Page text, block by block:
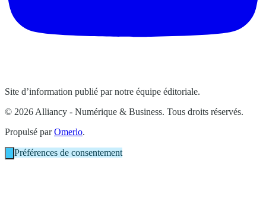
Site d’information publié par notre équipe éditoriale.
© 2026 Alliancy - Numérique & Business. Tous droits réservés.
Propulsé parOmerlo.
Préférences de consentement